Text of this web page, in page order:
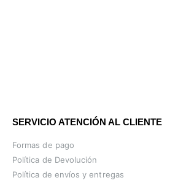
SERVICIO ATENCIÓN AL CLIENTE
Formas de pago
Política de Devolución
Política de envíos y entregas